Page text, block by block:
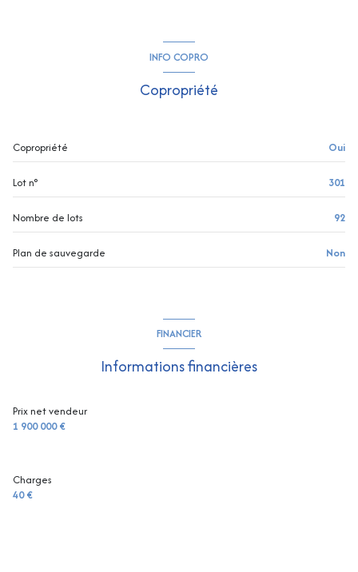
INFO COPRO
Copropriété
Copropriété Oui
Lot n° 301
Nombre de lots 92
Plan de sauvegarde Non
FINANCIER
Informations financières
Prix net vendeur
1 900 000 €
Charges
40 €